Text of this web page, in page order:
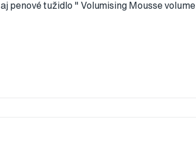
penové tužidlo " Volumising Mousse volume,